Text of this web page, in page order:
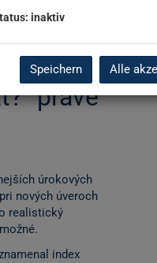
– v závislosti
zmluva,
práve
úrokových
nových úveroch
realistický
index
inaktiv
Speichern Alle